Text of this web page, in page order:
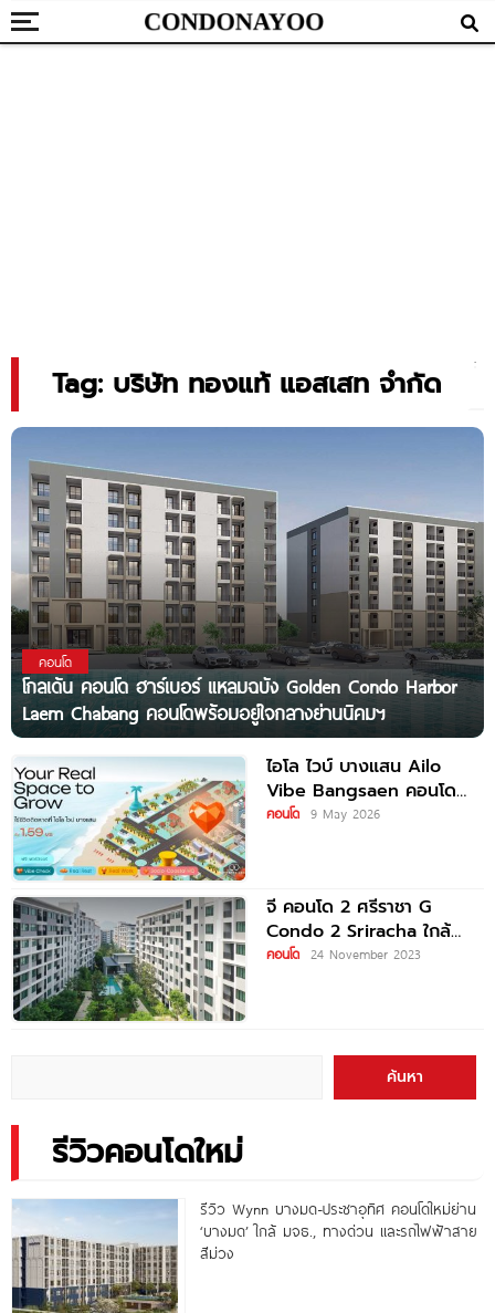
Tag: บริษัท ทองแท้ แอสเสท จำกัด
คอนโด
โกลเด้น คอนโด ฮาร์เบอร์ แหลมฉบัง Golden Condo Harbor
Laem Chabang คอนโดพร้อมอยู่ใจกลางย่านนิคมฯ
ไอโล ไวบ์ บางแสน Ailo
Vibe Bangsaen คอนโด
ใหม่ 2 นาที* ถึงหาดบางแสน
คอนโด 9 May 2026
จี คอนโด 2 ศรีราชา G
Condo 2 Sriracha ใกล้
Robinson
คอนโด 24 November 2023
ค้นหา
รีวิวคอนโดใหม่
รีวิว Wynn บางมด-ประชาอุทิศ คอนโดใหม่ย่าน
‘บางมด’ ใกล้ มจธ., ทางด่วน และรถไฟฟ้าสาย
สีม่วง